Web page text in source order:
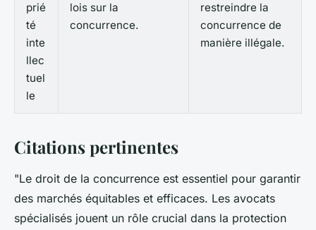
prié
té
inte
llec
tuel
le
lois sur la
concurrence.
restreindre la
concurrence de
manière illégale.
Citations pertinentes
"Le droit de la concurrence est essentiel pour garantir
des marchés équitables et efficaces. Les avocats
spécialisés jouent un rôle crucial dans la protection